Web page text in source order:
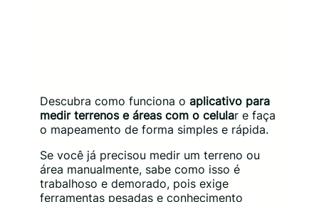
Descubra como funciona o aplicativo para
medir terrenos e áreas com o celular e faça
o mapeamento de forma simples e rápida.
Se você já precisou medir um terreno ou
área manualmente, sabe como isso é
trabalhoso e demorado, pois exige
ferramentas pesadas e conhecimento